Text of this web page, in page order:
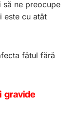
să ne preocupe
este cu atât
fătul fără
gravide